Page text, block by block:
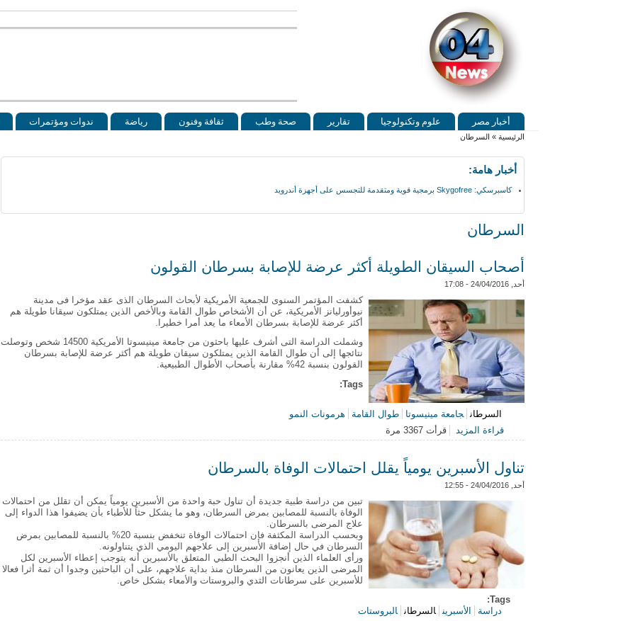
القائمة الرئيسية
أخبار مصر علوم وتكنولوجيا تقارير صحة وطب ثقافة وفنون رياضة ندوات ومؤتمرات
أنت هناالرئيسية» السرطان
أخبار هامة:
كاسبرسكي: Skygofree برمجية قوية ومتقدمة للتجسس على أجهزة أندرويد
السرطان
أصحاب السيقان الطويلة أكثر عرضة للإصابة بسرطان القولون
أحد, 24/04/2016 - 17:08
كشفت المؤتمر السنوى للجمعية الأمريكية لأبحاث السرطان الذى عقد مؤخرا فى مدينة
نيوأورليانز الأمريكية، عن أن الأشخاص طوال القامة وبالأخص الذين يمتلكون سيقانا طويلة هم
أكثر عرضة للإصابة بسرطان الأمعاء ما يعد أمرا خطيرا.
وشملت الدراسة التى أشرف عليها باحثون من جامعة مينيسوتا الأمريكية 14500 شخص وتوصلت
نتائجها إلى أن طوال القامة الذين يمتلكون سيقان طويلة هم أكثر عرضة للإصابة بسرطان
القولون بنسبة 42% مقارنة بأصحاب الأطوال الطبيعية.
Tags:
السرطان جامعة مينيسوتا طوال القامة
هرمونات النمو
قراءة المزيدحول أصحاب السيقان الطويلة أكثر عرضة للإصابة بسرطان القولون
قرأت 3367 مرة
تناول الأسبرين يومياً يقلل احتمالات الوفاة بالسرطان
أحد, 24/04/2016 - 12:55
تبين من دراسة طبية جديدة أن تناول حبة واحدة من الأسبرين يومياً يمكن أن تقلل من احتمالات
الوفاة بالنسبة للمصابين بمرض السرطان، وهو ما يشكل حثاً للأطباء بأن يضيفوا هذا الدواء إلى
علاج المرضى بالسرطان.
وبحسب الدراسة المكثفة فإن احتمالات الوفاة تنخفض بنسبة 20% بالنسبة للمصابين بمرض
السرطان في حال إضافة الأسبرين إلى علاجهم اليومي الذي يتناولونه.
ورأى العلماء الذين أنجزوا البحث الطبي المتعلق بالأسبرين أنه يتوجب إعطاء الأسبرين لكل
المرضى الذين يعانون من السرطان منذ بداية علاجهم، على أن الباحثين وجدوا أن ثمة أثرا فعالا
للأسبرين على سرطانات الثدي والبروستات والأمعاء بشكل خاص.
Tags:
دراسة
الأسبرين السرطان البروستات